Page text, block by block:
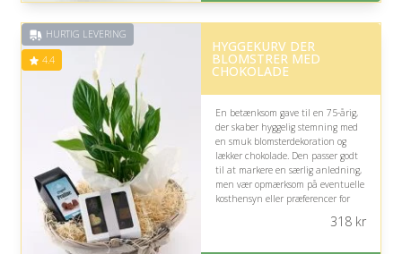
Fremragende Trustpilot rating
HURTIG LEVERING
4.4
HYGGEKURV DER
BLOMSTRER MED
CHOKOLADE
En betænksom gave til en 75-årig,
der skaber hyggelig stemning med
en smuk blomsterdekoration og
lækker chokolade. Den passer godt
til at markere en særlig anledning,
men vær opmærksom på eventuelle
kosthensyn eller præferencer for
318kr